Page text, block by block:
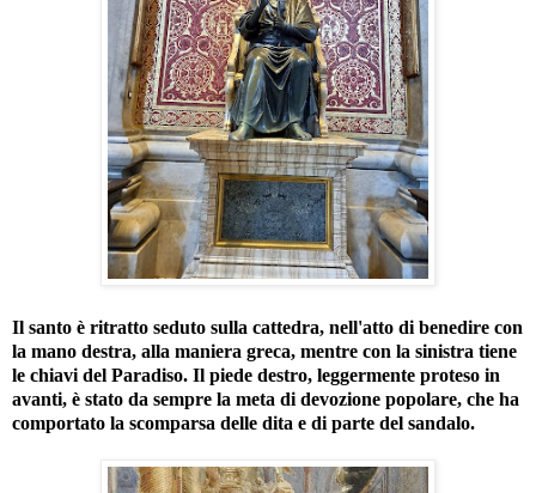
Il santo è ritratto seduto sulla cattedra, nell'atto di benedire con
la mano destra, alla maniera greca, mentre con la sinistra tiene
le chiavi del Paradiso. Il piede destro, leggermente proteso in
avanti, è stato da sempre la meta di devozione popolare, che ha
comportato la scomparsa delle dita e di parte del sandalo.